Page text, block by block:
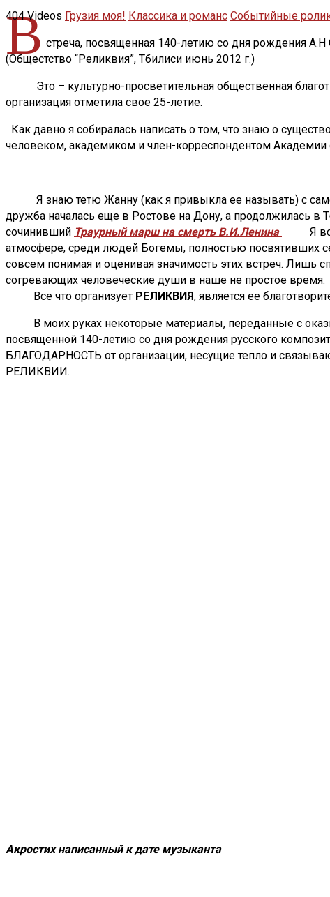
404 Videos Грузия моя! Классика и романс Событийные
В стреча, посвященная 140-летию со дня рождения
(Общестство “Реликвия”, Тбилиси июнь 2012 г.)
Это – культурно-просветительная общественная
организация отметила свое 25-летие.
Как давно я собиралась написать о том, что знаю о
человеком, академиком и член-корреспондентом
Я знаю тетю Жанну (как я привыкла ее называть) с
дружба началась еще в Ростове на Дону, а продолжилась в
сочинивший Траурный марш на смерть В.И.Ленина
Я
атмосфере, среди людей Богемы, полностью посвятивших
совсем понимая и оценивая значимость этих встреч. Лишь
согревающих человеческие души в наше не простое время.
Все что организует РЕЛИКВИЯ, является ее
В моих руках некоторые материалы, переданные с
посвященной 140-летию со дня рождения русского
БЛАГОДАРНОСТЬ от организации, несущие тепло и
РЕЛИКВИИ.
Акростих написанный к дате музыканта